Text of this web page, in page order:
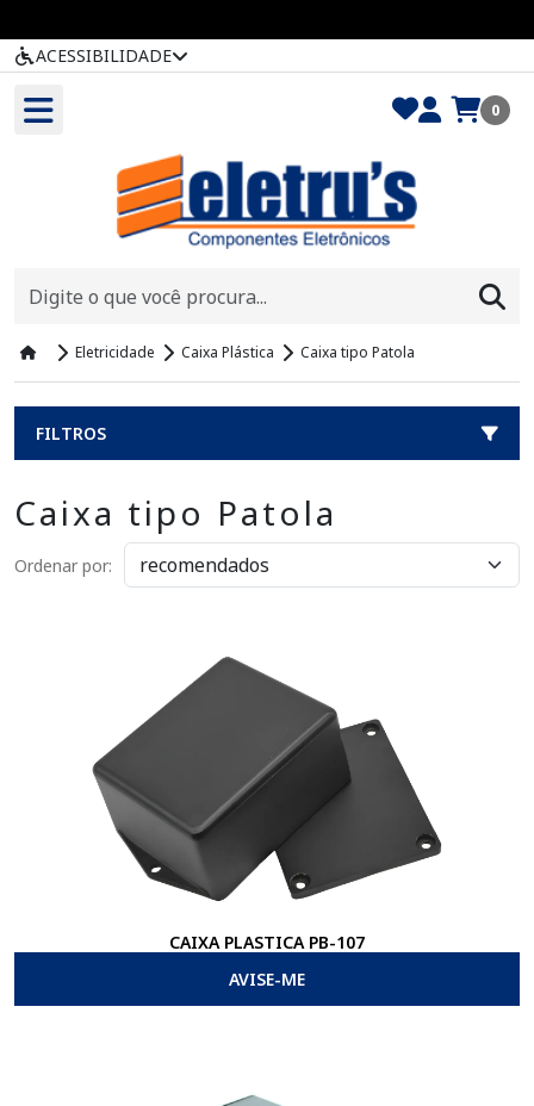
ACESSIBILIDADE
0
Eletricidade Caixa Plástica Caixa tipo Patola
FILTROS
Caixa tipo Patola
Ordenar por:
CAIXA PLASTICA PB-107
AVISE-ME